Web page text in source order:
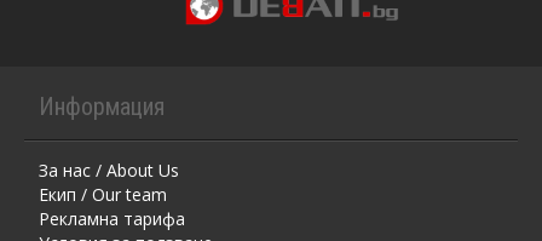
Информация
За нас / About Us
Екип / Our team
Рекламна тарифа